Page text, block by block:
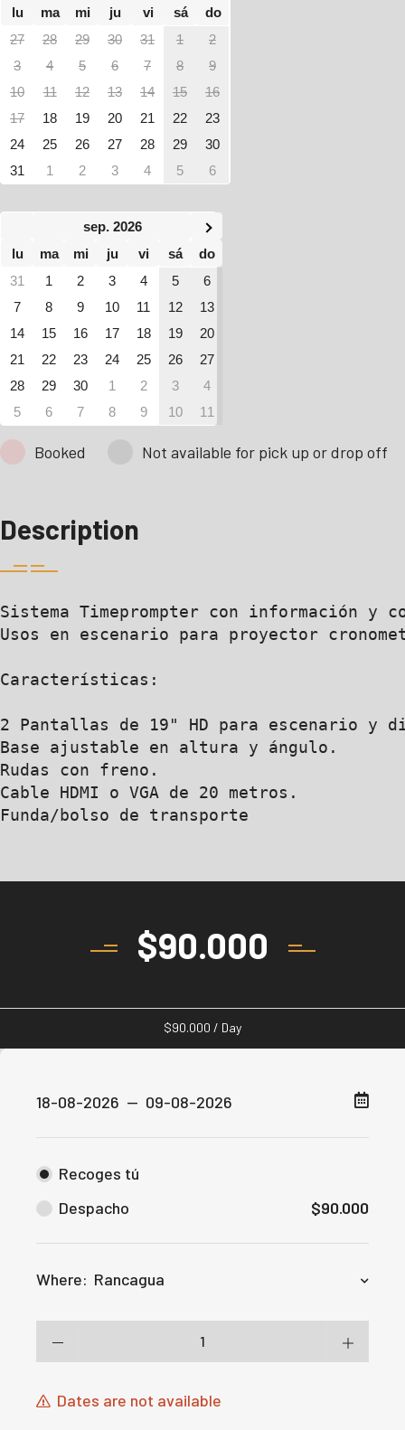
lu
ma mi ju vi sá
do
27
28 29 30 31 1
2
3
4 5 6 7 8
9
10
11 12 13 14 15
16
17
18 19 20 21 22
23
24
25 26 27 28 29
30
31
1 2 3 4 5 6
sep. 2026
lu
ma mi ju vi sá
do
31
1 2 3 4 5
6
7
8 9 10 11 12
13
14
15 16 17 18 19
20
21
22 23 24 25 26
27
28
29 30 1 2 3
4
5
6 7 8 9 10 11
Booked Not available for pick up or drop off
Description
Sistema Timeprompter con información
Usos en escenario para proyector
Características:
2 Pantallas de 19" HD para escenario y
Base ajustable en altura y ángulo.
Rudas con freno.
Cable HDMI o VGA de 20 metros.
Funda/bolso de transporte
$90.000
$90.000 / Day
Recoges tú
Despacho
$90.000
Where: Rancagua
Dates are not available